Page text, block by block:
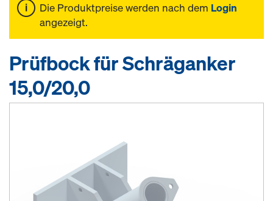
Die Produktpreise werden nach dem Login
angezeigt.
Prüfbock für Schräganker
15,0/20,0